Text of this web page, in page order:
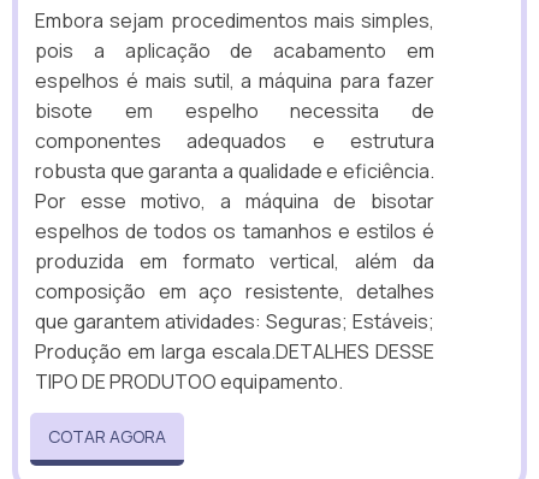
Embora sejam procedimentos mais simples,
pois a aplicação de acabamento em
espelhos é mais sutil, a máquina para fazer
bisote em espelho necessita de
componentes adequados e estrutura
robusta que garanta a qualidade e eficiência.
Por esse motivo, a máquina de bisotar
espelhos de todos os tamanhos e estilos é
produzida em formato vertical, além da
composição em aço resistente, detalhes
que garantem atividades: Seguras; Estáveis;
Produção em larga escala.DETALHES DESSE
TIPO DE PRODUTOO equipamento.
COTAR AGORA